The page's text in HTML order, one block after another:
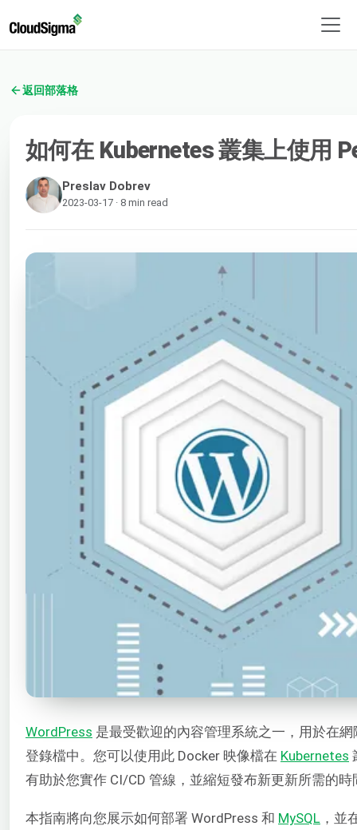
返回部落格
如何在 Kubernetes 叢集上使用
Preslav Dobrev
2023-03-17 · 8 min read
WordPress 是最受歡迎的內容管理系統之一，用於在
登錄檔中。您可以使用此 Docker 映像檔在 Kubernetes
有助於您實作 CI/CD 管線，並縮短發布新更新所需的
本指南將向您展示如何部署 WordPress 和 MySQL ，並